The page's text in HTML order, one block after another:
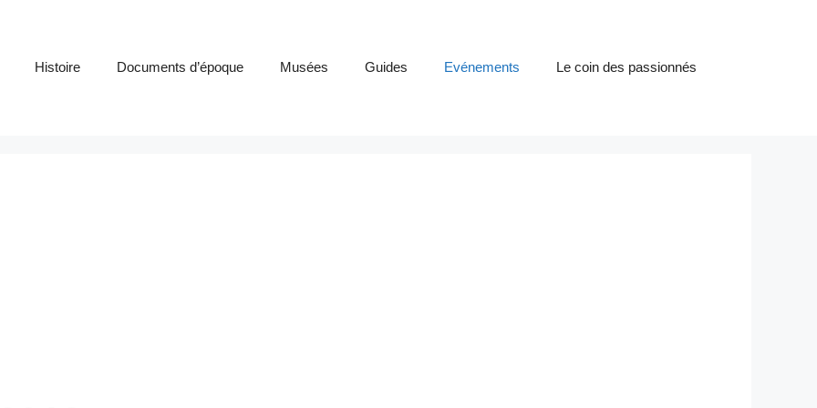
Histoire Documents d’époque Musées Guides Evénements Le coin des passionnés